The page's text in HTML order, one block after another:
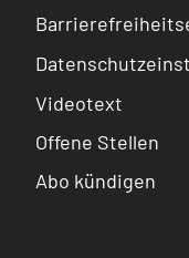
Videotext
Offene Stellen
Abo kündigen